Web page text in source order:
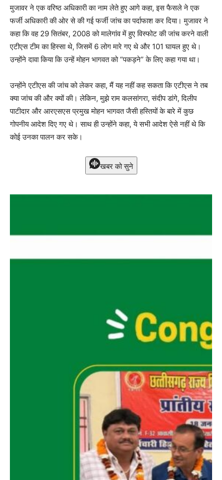
मुजावर ने एक वरिष्ठ अधिकारी का नाम लेते हुए आगे कहा, इस फैसले ने एक
फर्जी अधिकारी की ओर से की गई फर्जी जांच का पर्दाफाश कर दिया। मुजावर ने
कहा कि वह 29 सितंबर, 2008 को मालेगांव में हुए विस्फोट की जांच करने वाली
एटीएस टीम का हिस्सा थे, जिसमें 6 लोग मारे गए थे और 101 घायल हुए थे।
उन्होंने दावा किया कि उन्हें मोहन भागवत को “पकड़ने” के लिए कहा गया था।
उन्होंने एटीएस की जांच को लेकर कहा, मैं यह नहीं कह सकता कि एटीएस ने तब
क्या जांच की और क्यों की। लेकिन, मुझे राम कलसांगरा, संदीप डांगे, दिलीप
पाटीदार और आरएसएस प्रमुख मोहन भागवत जैसी हस्तियों के बारे में कुछ
गोपनीय आदेश दिए गए थे। साथ ही उन्होंने कहा, ये सभी आदेश ऐसे नहीं थे कि
कोई उनका पालन कर सके।
खबर को सुने